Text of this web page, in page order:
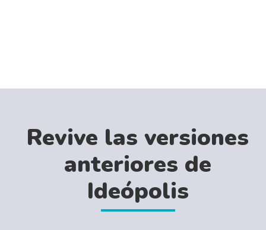
Revive las versiones
anteriores de
Ideópolis